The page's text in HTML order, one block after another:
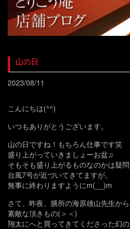
山の日
2023/08/11
こんにちは(^^)
いつもありがとうございます。
山の日ですね！もちろん仕事です笑
盛り上がっていきましょーお盆♫
そもそも盛り上がるものなのかは疑問
台風7号が近づいてきてますが。
無事に終わりますようにm(__)m
さて、昨夜、膳所の海原雄山先生から
素敵な頂きもの(＞＜)
翔太にへと買ってきてくださった幻